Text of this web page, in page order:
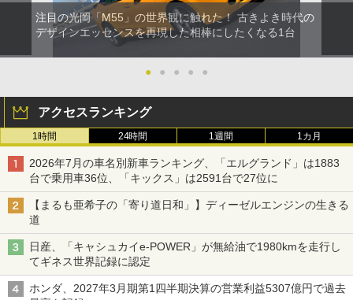
注目の光岡「M55」の世界観に触れた！ 古きよき時代の
デザインエッセンスを再現した相棒にしたくなる1台
● ● ● ● ●
アクセスランキング
1時間 24時間 1週間 1カ月
2026年7月の車名別新車ランキング、「エルグランド」は1883
台で乗用車36位、「キックス」は2591台で27位に
【まるも亜希子の「寄り道日和」】ディーゼルエンジンの生きる
道
日産、「キャシュカイe-POWER」が無給油で1980kmを走行し
てギネス世界記録に認定
ホンダ、2027年3月期第1四半期決算の営業利益5307億円で過去